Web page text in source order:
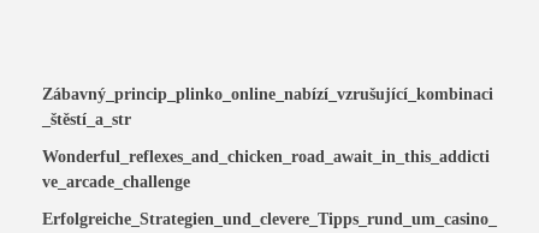
Zábavný_princip_plinko_online_nabízí_vzrušující_kombinaci
_štěstí_a_str
Wonderful_reflexes_and_chicken_road_await_in_this_addicti
ve_arcade_challenge
Erfolgreiche_Strategien_und_clevere_Tipps_rund_um_casino_